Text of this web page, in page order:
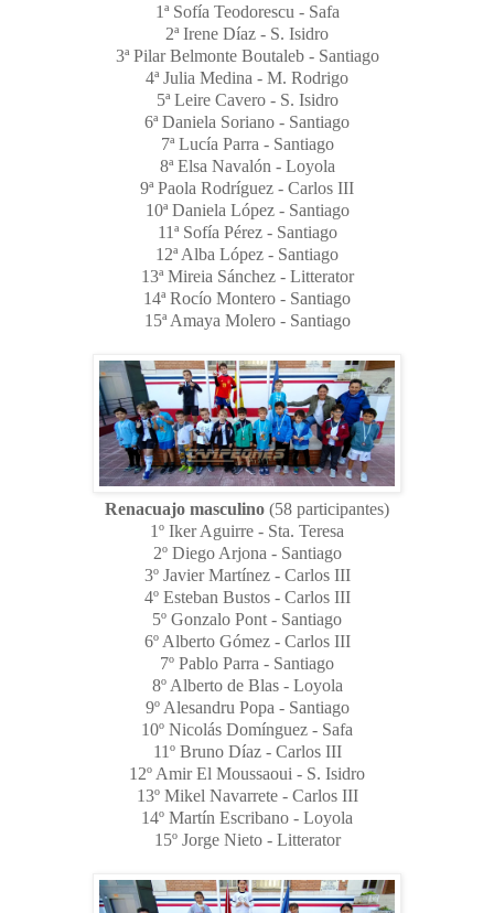
1ª Sofía Teodorescu - Safa
2ª Irene Díaz - S. Isidro
3ª Pilar Belmonte Boutaleb - Santiago
4ª Julia Medina - M. Rodrigo
5ª Leire Cavero - S. Isidro
6ª Daniela Soriano - Santiago
7ª Lucía Parra - Santiago
8ª Elsa Navalón - Loyola
9ª Paola Rodríguez - Carlos III
10ª Daniela López - Santiago
11ª Sofía Pérez - Santiago
12ª Alba López - Santiago
13ª Mireia Sánchez - Litterator
14ª Rocío Montero - Santiago
15ª Amaya Molero - Santiago
Renacuajo masculino (58 participantes)
1º Iker Aguirre - Sta. Teresa
2º Diego Arjona - Santiago
3º Javier Martínez - Carlos III
4º Esteban Bustos - Carlos III
5º Gonzalo Pont - Santiago
6º Alberto Gómez - Carlos III
7º Pablo Parra - Santiago
8º Alberto de Blas - Loyola
9º Alesandru Popa - Santiago
10º Nicolás Domínguez - Safa
11º Bruno Díaz - Carlos III
12º Amir El Moussaoui - S. Isidro
13º Mikel Navarrete - Carlos III
14º Martín Escribano - Loyola
15º Jorge Nieto - Litterator